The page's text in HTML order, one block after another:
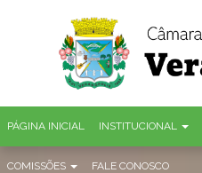
PÁGINA INICIAL INSTITUCIONAL
COMISSÕES FALE CONOSCO